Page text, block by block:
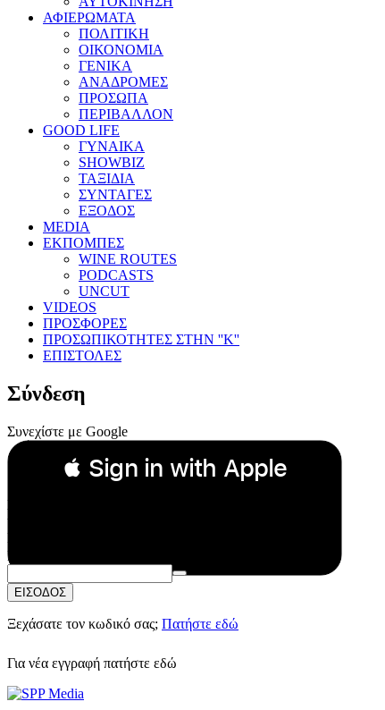
ΑΦΙΕΡΩΜΑΤΑ
ΠΟΛΙΤΙΚΗ
ΟΙΚΟΝΟΜΙΑ
ΓΕΝΙΚΑ
ΑΝΑΔΡΟΜΕΣ
ΠΡΟΣΩΠΑ
ΠΕΡΙΒΑΛΛΟΝ
GOOD LIFE
ΓΥΝΑΙΚΑ
SHOWBIZ
ΤΑΞΙΔΙΑ
ΣΥΝΤΑΓΕΣ
ΕΞΟΔΟΣ
MEDIA
ΕΚΠΟΜΠΕΣ
WINE ROUTES
PODCASTS
UNCUT
VIDEOS
ΠΡΟΣΦΟΡΕΣ
ΠΡΟΣΩΠΙΚΟΤΗΤΕΣ ΣΤΗΝ ''Κ''
ΕΠΙΣΤΟΛΕΣ
Σύνδεση
Συνεχίστε με Google
 Sign in with Apple
Συνεχίστε με Apple
ή
Email:
Κωδικός Πρόσβασης:
ΕΙΣΟΔΟΣ
Ξεχάσατε τον κωδικό σας; Πατήστε εδώ
Για νέα εγγραφή πατήστε εδώ